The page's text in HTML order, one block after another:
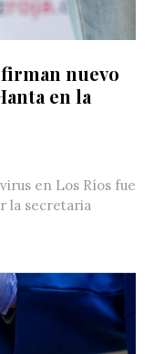
nuevo
en la
en Los Ríos fue
la secretaria